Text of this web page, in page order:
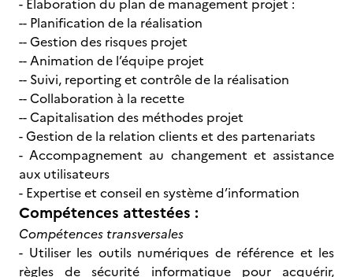
- Élaboration du plan de management projet :
-- Planification de la réalisation
-- Gestion des risques projet
-- Animation de l’équipe projet
-- Suivi, reporting et contrôle de la réalisation
-- Collaboration à la recette
-- Capitalisation des méthodes projet
- Gestion de la relation clients et des partenariats
- Accompagnement au changement et assistance
aux utilisateurs
- Expertise et conseil en système d’information
Compétences attestées :
Compétences transversales
- Utiliser les outils numériques de référence et les
règles de sécurité informatique pour acquérir,